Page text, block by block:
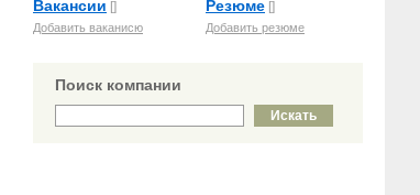
Вакансии []
Добавить ваканисю
Резюме []
Добавить резюме
Поиск компании